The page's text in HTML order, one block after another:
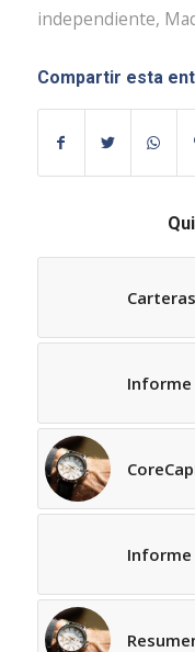
independiente,
Compartir esta
Informe
Informe